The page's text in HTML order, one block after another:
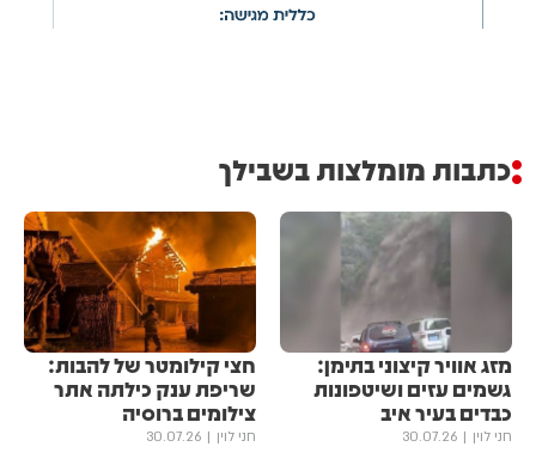
כתבות מומלצות בשבילך
מזג אוויר קיצוני בתימן:
גשמים עזים ושיטפונות
כבדים בעיר איב
חני לוין 30.07.26
חצי קילומטר של להבות:
שריפת ענק כילתה אתר
צילומים ברוסיה
חני לוין 30.07.26